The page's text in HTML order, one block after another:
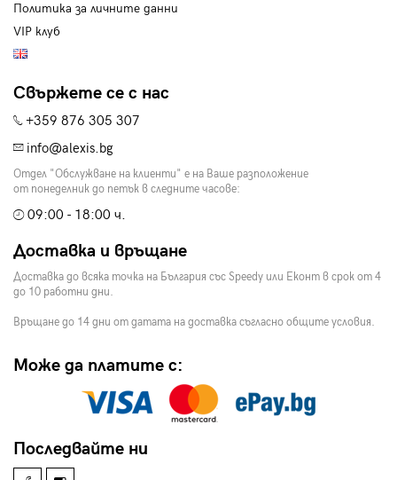
Политика за личните данни
VIP клуб
Свържете се с нас
+359 876 305 307
info@alexis.bg
Отдел "Обслужване на клиенти" е на Ваше разположение
от понеделник до петък в следните часове:
09:00 - 18:00 ч.
Доставка и връщане
Доставка до всяка точка на България със Speedy или Еконт в срок от 4
до 10 работни дни.
Връщане до 14 дни от датата на доставка съгласно общите условия.
Може да платите с:
Последвайте ни